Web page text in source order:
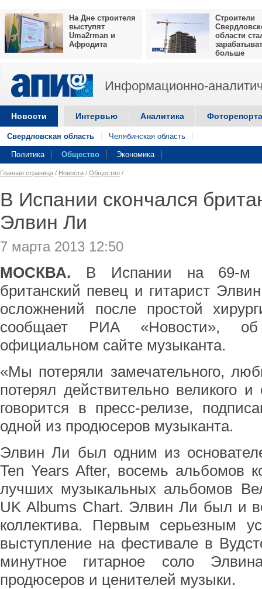
На Дне строителя
выступят
Uma2rman и
Афродита
Строители
области
больше
Информационно-
Новости Интервью Аналитика
Свердловская область Челябинская область
Политика Общество Экономика
Главная страница / Новости / Общество /
В Испании скончался
Элвин Ли
7 марта 2013 12:50
МОСКВА. В Испании на 69-м
британский певец и гитарист
осложнений после простой
сообщает РИА «Новости»,
официальном сайте музыканта.
«Мы потеряли замечательного,
потерял действительно великого
говорится в пресс-релизе,
одной из продюсеров музыканта.
Элвин Ли был одним из
Ten Years After, восемь альбомов
лучших музыкальных альбомов
UK Albums Chart. Элвин Ли был и
коллектива. Первым серьезным
выступление на фестивале в
минутное гитарное соло
продюсеров и ценителей музыки.